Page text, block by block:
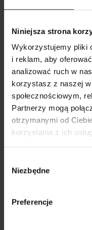
Niniejsza strona
Wykorzystujemy pliki
i reklam, aby
analizować ruch w
korzystasz z naszej
społecznościowym,
Partnerzy mogą
otrzymanymi od
korzystania z ich
zgody
Niezbędne
Preferencje
179,00 zł
Wybrane dla Ciebie